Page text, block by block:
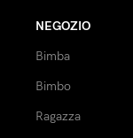
NEGOZIO
Bimba
Bimbo
Ragazza